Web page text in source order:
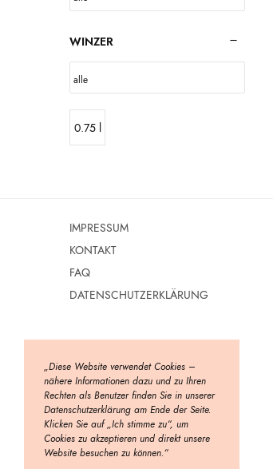
WINZER
0.75 l
IMPRESSUM
KONTAKT
FAQ
DATENSCHUTZERKLÄRUNG
„Diese Website verwendet Cookies –
nähere Informationen dazu und zu Ihren
Rechten als Benutzer finden Sie in unserer
Datenschutzerklärung am Ende der Seite.
Klicken Sie auf „Ich stimme zu“, um
Cookies zu akzeptieren und direkt unsere
Website besuchen zu können.“